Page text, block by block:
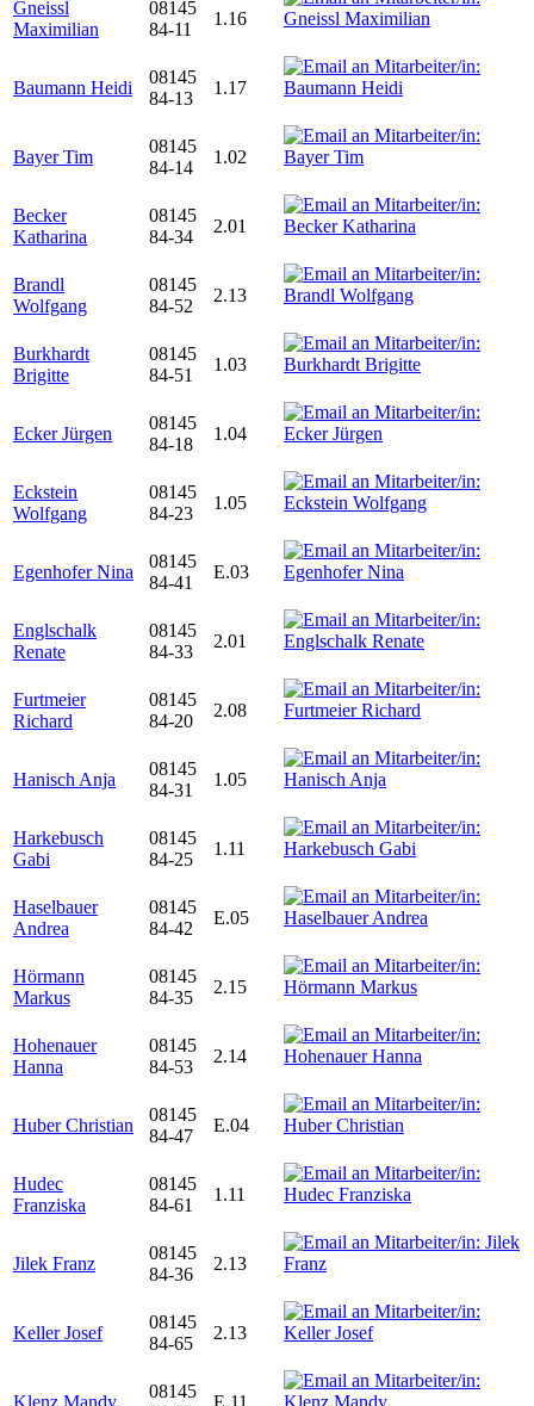
Gneissl
Maximilian
08145
84-11
1.16
Baumann Heidi
08145
84-13
1.17
Bayer Tim
08145
84-14
1.02
Becker
Katharina
08145
84-34
2.01
Brandl
Wolfgang
08145
84-52
2.13
Burkhardt
Brigitte
08145
84-51
1.03
Ecker Jürgen
08145
84-18
1.04
Eckstein
Wolfgang
08145
84-23
1.05
Egenhofer Nina
08145
84-41
E.03
Englschalk
Renate
08145
84-33
2.01
Furtmeier
Richard
08145
84-20
2.08
Hanisch Anja
08145
84-31
1.05
Harkebusch
Gabi
08145
84-25
1.11
Haselbauer
Andrea
08145
84-42
E.05
Hörmann
Markus
08145
84-35
2.15
Hohenauer
Hanna
08145
84-53
2.14
Huber Christian
08145
84-47
E.04
Hudec
Franziska
08145
84-61
1.11
Jilek Franz
08145
84-36
2.13
Keller Josef
08145
84-65
2.13
08145